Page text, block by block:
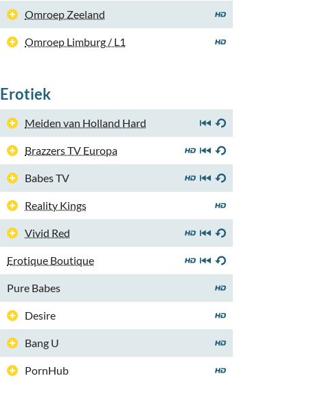
Omroep Zeeland
Omroep Limburg / L1
Erotiek
Meiden van Holland Hard
Brazzers TV Europa
Babes TV
Reality Kings
Vivid Red
Erotique Boutique
Pure Babes
Desire
Bang U
PornHub